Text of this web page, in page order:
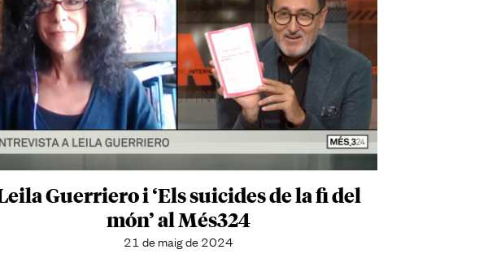
Guerriero i ‘Els suicides de la fi del
món’ al Més324
21 de maig de 2024